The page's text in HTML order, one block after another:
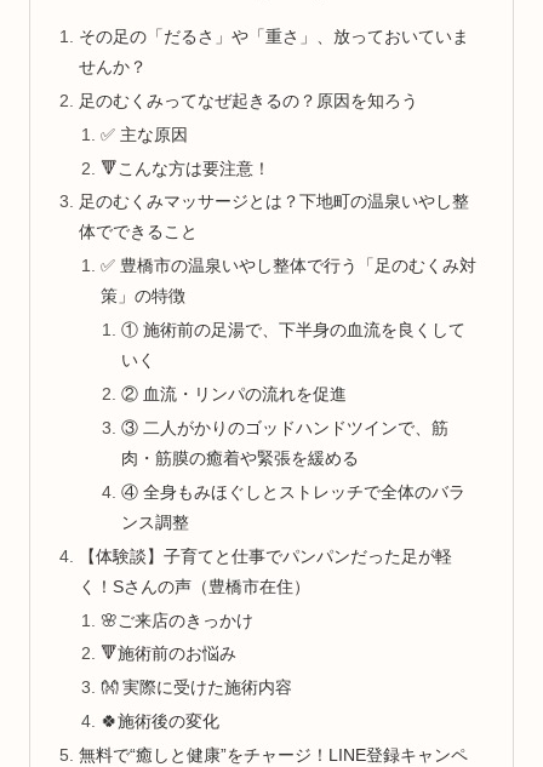
その足の「だるさ」や「重さ」、放っておいていま
せんか？
足のむくみってなぜ起きるの？原因を知ろう
✅ 主な原因
🔻こんな方は要注意！
足のむくみマッサージとは？下地町の温泉いやし整
体でできること
✅ 豊橋市の温泉いやし整体で行う「足のむくみ対
策」の特徴
① 施術前の足湯で、下半身の血流を良くして
いく
② 血流・リンパの流れを促進
③ 二人がかりのゴッドハンドツインで、筋
肉・筋膜の癒着や緊張を緩める
④ 全身もみほぐしとストレッチで全体のバラ
ンス調整
【体験談】子育てと仕事でパンパンだった足が軽
く！Sさんの声（豊橋市在住）
🌸ご来店のきっかけ
🔻施術前のお悩み
👐 実際に受けた施術内容
🍀施術後の変化
無料で“癒しと健康”をチャージ！LINE登録キャンペ